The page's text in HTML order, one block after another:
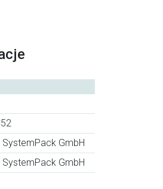
SystemPack GmbH
SystemPack GmbH